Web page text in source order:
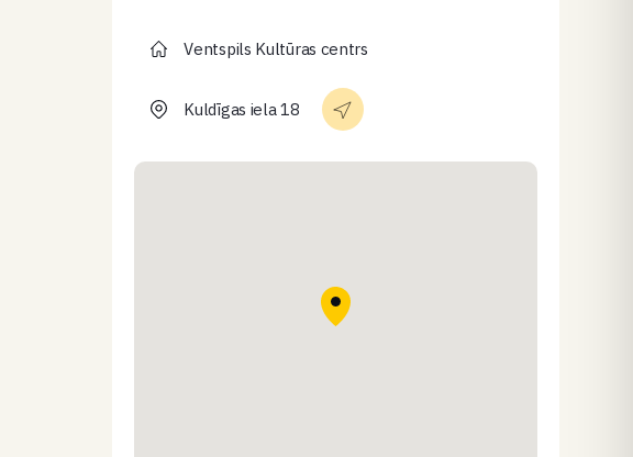
Ventspils Kultūras centrs
Kuldīgas iela 18